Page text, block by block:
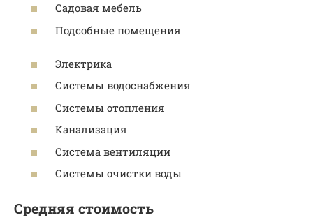
Садовая мебель
Подсобные помещения
Электрика
Системы водоснабжения
Системы отопления
Канализация
Система вентиляции
Системы очистки воды
Средняя стоимость